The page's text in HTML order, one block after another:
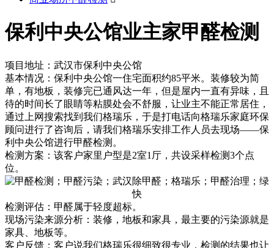
保利中央公馆业主家甲醛检测
项目地址：武汉市保利中央公馆
基本情况：保利中央公馆一住宅面积约85平米。装修较为简
单，有地板，装修完已通风达一年，但是屋内一直有异味，且
待的时间长了眼睛等粘膜处会不舒服，让业主不能正常居住，
通过上网搜索找到我们格瑞乐，于是打电话向格瑞乐家庭环保
顾问进行了咨询后，请我们格瑞乐安排工作人员去现场——保
利中央公馆进行甲醛检测。
检测方案：该客户家里户型是2室1厅，共设采样检测3个点
位。
检测评估：甲醛属于轻度超标。
现场污染来源分析：装修，地板和家具，最主要的污染源就是
家具、地板等。
客户反馈：客户说我们格瑞乐很细致很专业，检测的结果也让